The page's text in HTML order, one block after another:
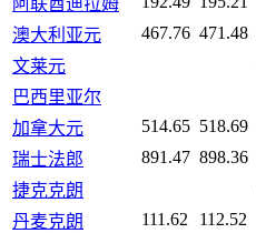
阿联酋迪拉姆
澳大利亚元
467.76 471.48
文莱元
巴西里亚尔
加拿大元
514.65 518.69
瑞士法郎
891.47 898.36
捷克克朗
丹麦克朗
111.62 112.52